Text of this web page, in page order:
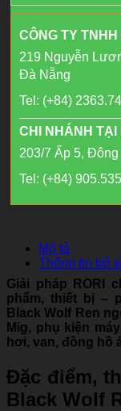
CÔNG TY TNHH
219 Nguyễn
Đà Nẵng
Tel: (+84)
CHI NHÁNH TẠI
203/7 Ấp 5,
Tel: (+84)
Mô tả
Thông tin bổ
Giải pháp RORI
phẩm, thiết bị –
Black Wolf Ren
Mig, phụ kiện
hơi, van, đồng hồ
Đặc điểm,
Black Wolf